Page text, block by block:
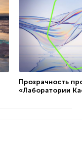
Прозрачность
«Лаборатории